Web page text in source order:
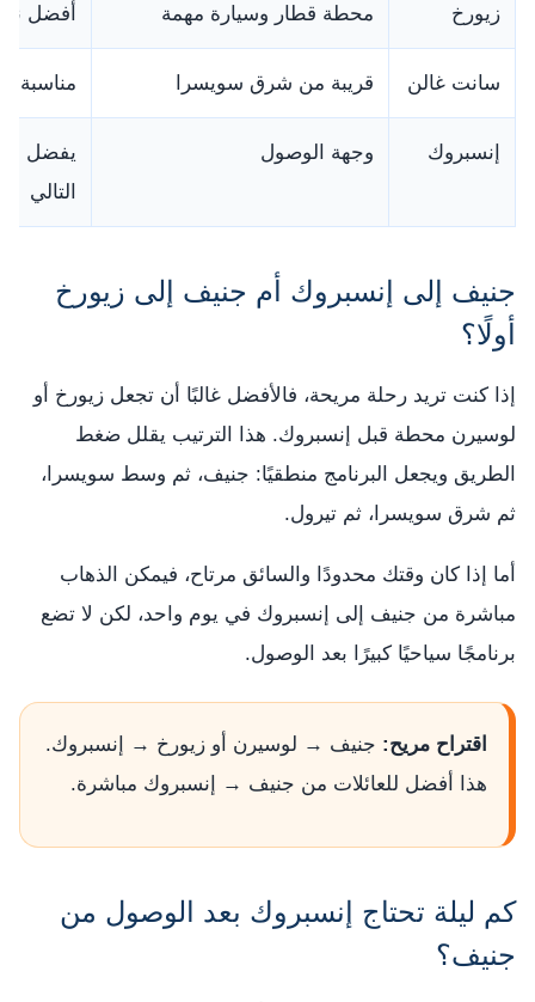
زيورخ محطة قطار وسيارة مهمة أفضل
سانت غالن قريبة من شرق سويسرا مناسبة
إنسبروك وجهة الوصول
يفضل
التالي
جنيف إلى إنسبروك أم جنيف إلى زيورخ
أولًا؟
إذا كنت تريد رحلة مريحة، فالأفضل غالبًا أن تجعل زيورخ أو
لوسيرن محطة قبل إنسبروك. هذا الترتيب يقلل ضغط
الطريق ويجعل البرنامج منطقيًا: جنيف، ثم وسط سويسرا،
ثم شرق سويسرا، ثم تيرول.
أما إذا كان وقتك محدودًا والسائق مرتاح، فيمكن الذهاب
مباشرة من جنيف إلى إنسبروك في يوم واحد، لكن لا تضع
برنامجًا سياحيًا كبيرًا بعد الوصول.
اقتراح مريح: جنيف → لوسيرن أو زيورخ → إنسبروك.
هذا أفضل للعائلات من جنيف → إنسبروك مباشرة.
كم ليلة تحتاج إنسبروك بعد الوصول من
جنيف؟